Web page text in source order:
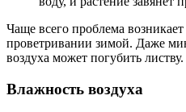
Чаще всего проблема возникает
проветривании зимой. Даже
воздуха может погубить листву.
Влажность воздуха